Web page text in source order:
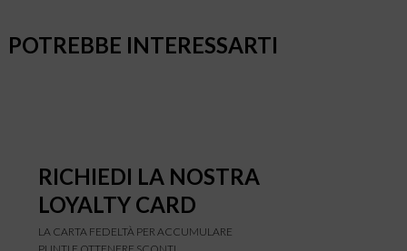
POTREBBE INTERESSARTI
RICHIEDI LA NOSTRA
LOYALTY CARD
LA CARTA FEDELTÀ PER ACCUMULARE